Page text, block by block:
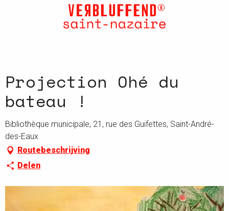
Projection Ohé du
bateau !
Bibliothèque municipale, 21, rue des Guifettes, Saint-André-
des-Eaux
Routebeschrijving
Delen